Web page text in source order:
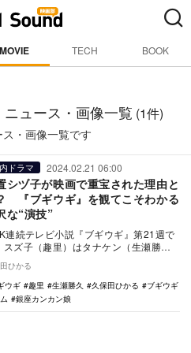
MOVIE TECH BOOK
ュース・画像一覧 (1件)
・画像一覧です
ドラマ 2024.02.21 06:00
シヅ子が映画で重宝された理由と
『ブギウギ』を観てこそわかる
な“演技”
連続テレビ小説『ブギウギ』第21週で
スズ子（趣里）はタナケン（生瀬勝
また違っ…
ひかる
ウギ
趣里 生瀬勝久 久保田ひかる
ブギウギ
銀座カンカン娘